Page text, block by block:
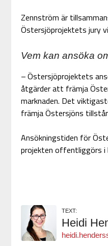
Zennström är
Östersjöprojektets jury
Vem kan ansöka
– Östersjöprojektets
åtgärder att främja
marknaden. Det
främja Östersjöns
Ansökningstiden för
projekten offentliggörs i
TEXT:
Heidi